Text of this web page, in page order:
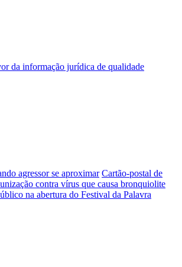
agressor se aproximar Cartão-postal de
contra vírus que causa bronquiolite
na abertura do Festival da Palavra